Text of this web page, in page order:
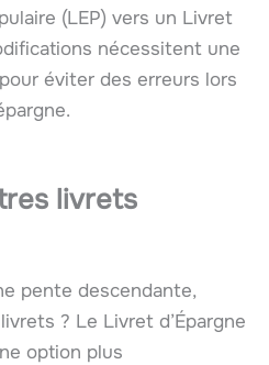
(LEP) vers un Livret
nécessitent une
éviter des erreurs lors
livrets
pente descendante,
? Le Livret d’Épargne
option plus